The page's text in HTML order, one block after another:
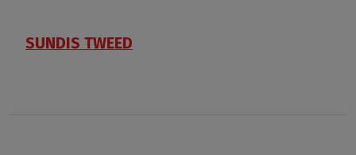
SUNDIS TWEED